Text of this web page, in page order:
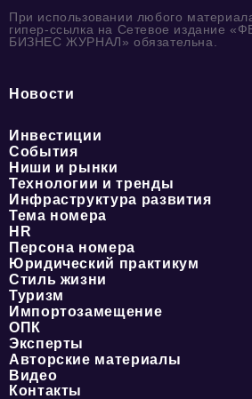
При использовании любого
гипер-ссылка на Сетевое издание
БИЗНЕС ЖУРНАЛ» обязательна.
Новости
Инвестиции
События
Ниши и рынки
Технологии и тренды
Инфраструктура развития
Тема номера
HR
Персона номера
Юридический практикум
Стиль жизни
Туризм
Импортозамещение
ОПК
Эксперты
Авторские материалы
Видео
Контакты